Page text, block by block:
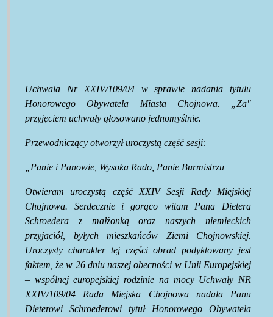
Uchwała Nr XXIV/109/04 w sprawie nadania tytułu
Honorowego Obywatela Miasta Chojnowa. „Za"
przyjęciem uchwały głosowano jednomyślnie.
Przewodniczący otworzył uroczystą część sesji:
„Panie i Panowie, Wysoka Rado, Panie Burmistrzu
Otwieram uroczystą część XXIV Sesji Rady Miejskiej
Chojnowa. Serdecznie i gorąco witam Pana Dietera
Schroedera z małżonką oraz naszych niemieckich
przyjaciół, byłych mieszkańców Ziemi Chojnowskiej.
Uroczysty charakter tej części obrad podyktowany jest
faktem, że w 26 dniu naszej obecności w Unii Europejskiej
– wspólnej europejskiej rodzinie na mocy Uchwały NR
XXIV/109/04 Rada Miejska Chojnowa nadała Panu
Dieterowi Schroederowi tytuł Honorowego Obywatela